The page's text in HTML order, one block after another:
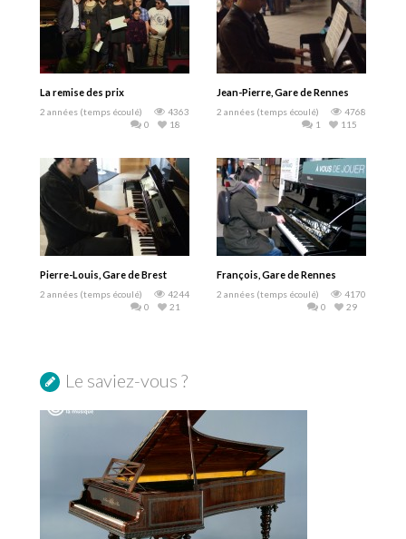
La remise des prix
2 années (temps écoulé)
4363
18
0
Jean-Pierre, Gare de Rennes
2 années (temps écoulé)
4768
115
1
Pierre-Louis, Gare de Brest
2 années (temps écoulé)
4244
21
0
François, Gare de Rennes
2 années (temps écoulé)
4170
29
0
Le saviez-vous ?